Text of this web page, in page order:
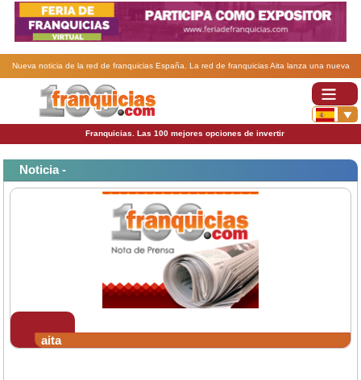
Nueva noticia de la red de franquicias España. La red de franquicias Aita lanza una nueva
colección de originales cascos de moto.
Franquicias. Las 100 mejores opciones de invertir
Noticia -
aita